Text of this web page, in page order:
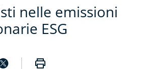
nelle emissioni
ESG